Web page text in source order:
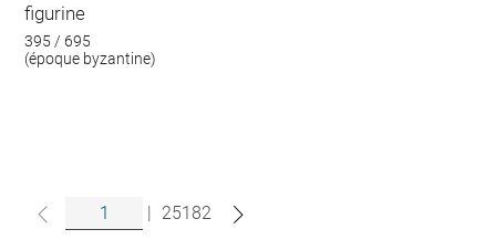
figurine
395 / 695
(époque byzantine)
| 25182